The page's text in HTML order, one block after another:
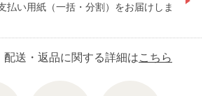
払い用紙（一括・分割）をお届けしま
配送・返品に関する詳細はこちら